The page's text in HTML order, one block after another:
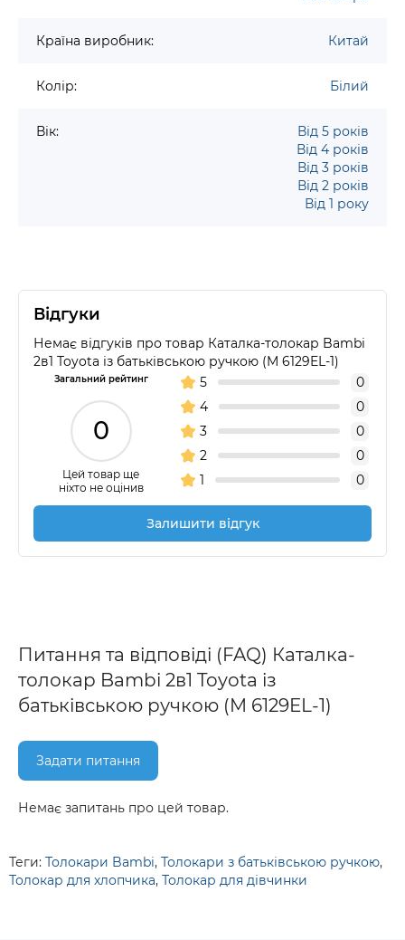
Країна виробник: Китай
Колір: Білий
Вік:
Від 5 років
Від 4 років
Від 3 років
Від 2 років
Від 1 року
Відгуки
Немає відгуків про товар Каталка-толокар Bambi
2в1 Toyota із батьківською ручкою (M 6129EL-1)
Загальний рейтинг
0
Цей товар ще
ніхто не оцінив
5
0
4
0
3
0
2
0
1
0
Залишити відгук
Питання та відповіді (FAQ) Каталка-
толокар Bambi 2в1 Toyota із
батьківською ручкою (M 6129EL-1)
Задати питання
Немає запитань про цей товар.
Теги: Толокари Bambi, Толокари з батьківською ручкою,
Толокар для хлопчика, Толокар для дівчинки